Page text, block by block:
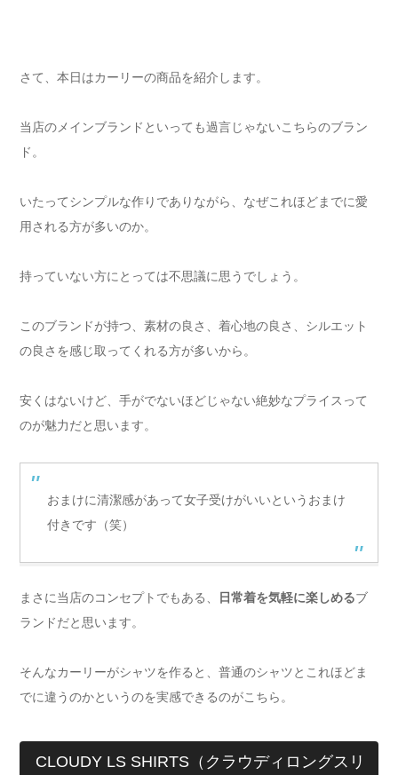
さて、本日はカーリーの商品を紹介します。
当店のメインブランドといっても過言じゃないこちらのブラン
ド。
いたってシンプルな作りでありながら、なぜこれほどまでに愛
用される方が多いのか。
持っていない方にとっては不思議に思うでしょう。
このブランドが持つ、素材の良さ、着心地の良さ、シルエット
の良さを感じ取ってくれる方が多いから。
安くはないけど、手がでないほどじゃない絶妙なプライスって
のが魅力だと思います。
おまけに清潔感があって女子受けがいいというおまけ
付きです（笑）
まさに当店のコンセプトでもある、 日常着を気軽に楽しめるブ
ランドだと思います。
そんなカーリーがシャツを作ると、普通のシャツとこれほどま
でに違うのかというのを実感できるのがこちら。
CLOUDY LS SHIRTS（クラウディロングスリ